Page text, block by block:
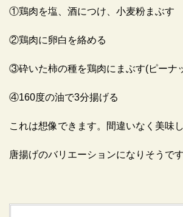
①鶏肉を塩、酒につけ、小麦粉まぶす
②鶏肉に卵白を絡める
③砕いた柿の種を鶏肉にまぶす(ピーナ
④160度の油で3分揚げる
これは想像できます。間違いなく美味
唐揚げのバリエーションになりそうです